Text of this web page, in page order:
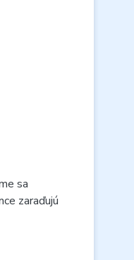
sa
zaraďujú